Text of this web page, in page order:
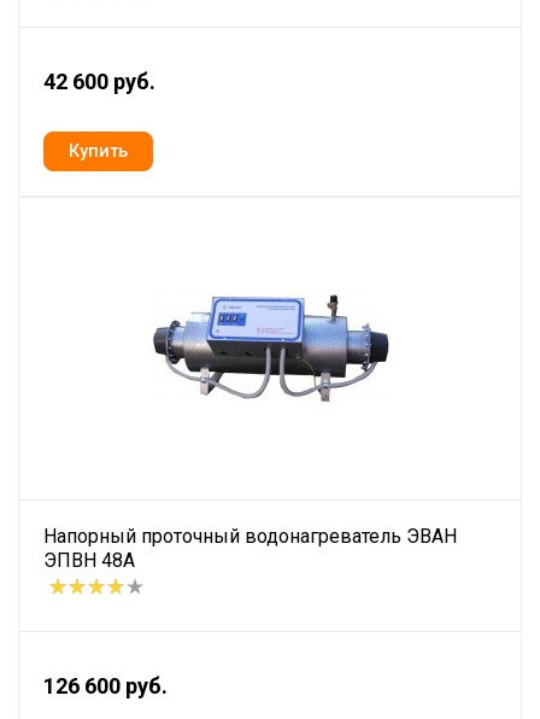
42 600 руб.
Напорный проточный водонагреватель ЭВАН
ЭПВН 48А
126 600 руб.